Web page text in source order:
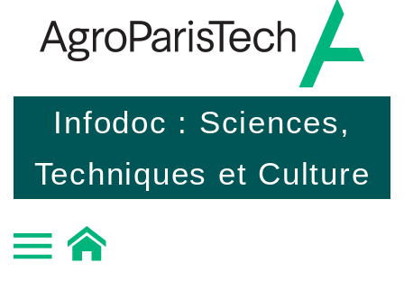
Infodoc : Sciences,
Techniques et Culture